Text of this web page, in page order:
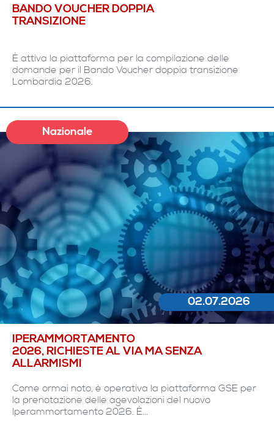
BANDO VOUCHER DOPPIA
TRANSIZIONE
È attiva la piattaforma per la compilazione delle
domande per il Bando Voucher doppia transizione
Lombardia 2026.
Nazionale
02.07.2026
IPERAMMORTAMENTO
2026, RICHIESTE AL VIA MA SENZA
ALLARMISMI
Come ormai noto, è operativa la piattaforma GSE per
la prenotazione delle agevolazioni del nuovo
Iperammortamento 2026. È...